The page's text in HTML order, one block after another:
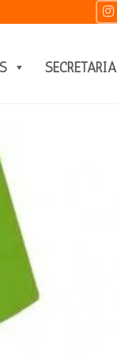
SECRETARIA